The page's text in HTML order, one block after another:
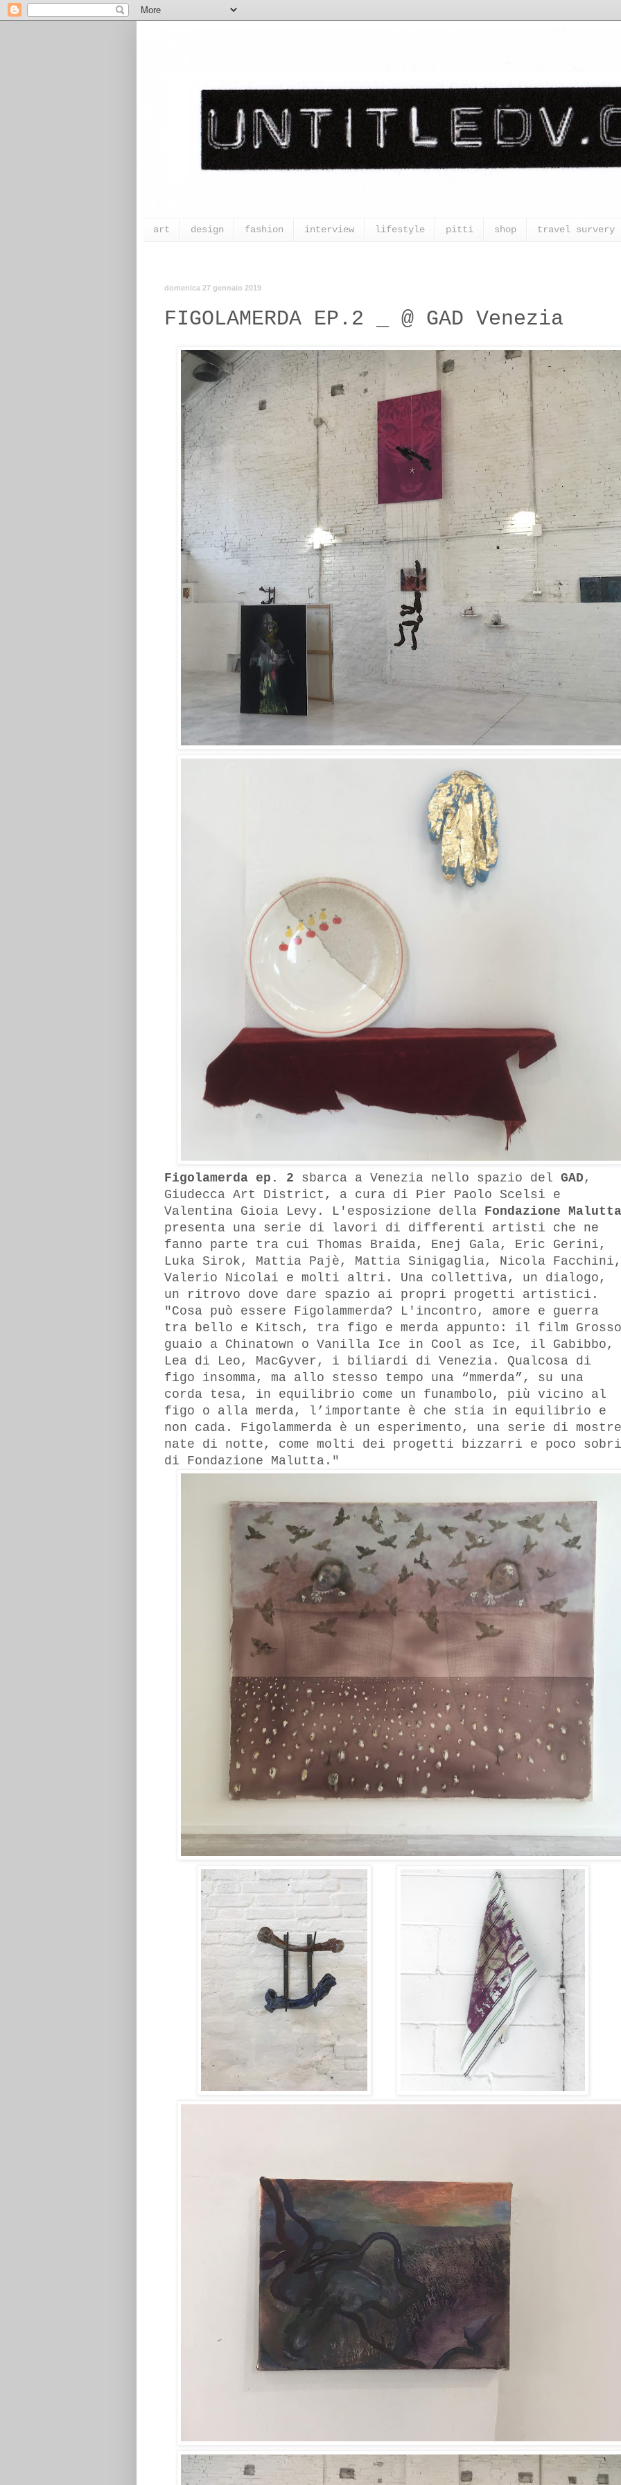
art design fashion interview lifestyle pitti shop travel survery
domenica 27 gennaio 2019
FIGOLAMERDA EP.2 _ @ GAD Venezia
Figolamerda ep. 2 sbarca a Venezia nello spazio del GAD ,
Giudecca Art District, a cura di Pier Paolo Scelsi e
Valentina Gioia Levy. L'esposizione della Fondazione Malutta
presenta una serie di lavori di differenti artisti che ne
fanno parte tra cui Thomas Braida, Enej Gala, Eric Gerini,
Luka Sirok, Mattia Pajè, Mattia Sinigaglia, Nicola Facchini,
Valerio Nicolai e molti altri. Una collettiva, un dialogo,
un ritrovo dove dare spazio ai propri progetti artistici.
"Cosa può essere Figolammerda? L'incontro, amore e guerra
tra bello e Kitsch, tra figo e merda appunto: il film Grosso
guaio a Chinatown o Vanilla Ice in Cool as Ice, il Gabibbo,
Lea di Leo, MacGyver, i biliardi di Venezia. Qualcosa di
figo insomma, ma allo stesso tempo una “mmerda”, su una
corda tesa, in equilibrio come un funambolo, più vicino al
figo o alla merda, l’importante è che stia in equilibrio e
non cada. Figolammerda è un esperimento, una serie di mostre
nate di notte, come molti dei progetti bizzarri e poco sobri
di Fondazione Malutta."